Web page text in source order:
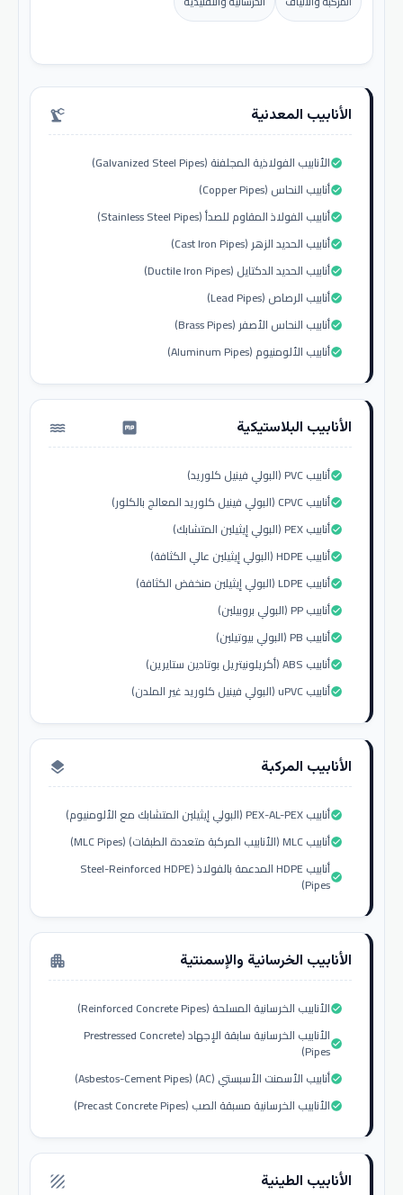
الأنابيب المعدنية precision_manufacturing
الأنابيب الفولاذية المجلفنة (Galvanized Steel Pipes)check_circle
أنابيب النحاس (Copper Pipes)check_circle
أنابيب الفولاذ المقاوم للصدأ (Stainless Steel Pipes)check_circle
أنابيب الحديد الزهر (Cast Iron Pipes)check_circle
أنابيب الحديد الدكتايل (Ductile Iron Pipes)check_circle
أنابيب الرصاص (Lead Pipes)check_circle
أنابيب النحاس الأصفر (Brass Pipes)check_circle
أنابيب الألومنيوم (Aluminum Pipes)check_circle
الأنابيب البلاستيكية water_pump
أنابيب PVC (البولي فينيل كلوريد)check_circle
أنابيب CPVC (البولي فينيل كلوريد المعالج بالكلور)check_circle
أنابيب PEX (البولي إيثيلين المتشابك)check_circle
أنابيب HDPE (البولي إيثيلين عالي الكثافة)check_circle
أنابيب LDPE (البولي إيثيلين منخفض الكثافة)check_circle
أنابيب PP (البولي بروبيلين)check_circle
أنابيب PB (البولي بيوتيلين)check_circle
أنابيب ABS (أكريلونيتريل بوتادين ستايرين)check_circle
أنابيب uPVC (البولي فينيل كلوريد غير الملدن)check_circle
الأنابيب المركبة layers
أنابيب PEX-AL-PEX (البولي إيثيلين المتشابك مع الألومنيوم)check_circle
أنابيب MLC (الأنابيب المركبة متعددة الطبقات) (MLC Pipes)check_circle
أنابيب HDPE المدعمة بالفولاذ (Steel-Reinforced HDPE
Pipes)check_circle
الأنابيب الخرسانية والإسمنتية apartment
الأنابيب الخرسانية المسلحة (Reinforced Concrete Pipes)check_circle
الأنابيب الخرسانية سابقة الإجهاد (Prestressed Concrete
Pipes)check_circle
أنابيب الأسمنت الأسبستي (AC) (Asbestos-Cement Pipes)check_circle
الأنابيب الخرسانية مسبقة الصب (Precast Concrete Pipes)check_circle
الأنابيب الطينية texture